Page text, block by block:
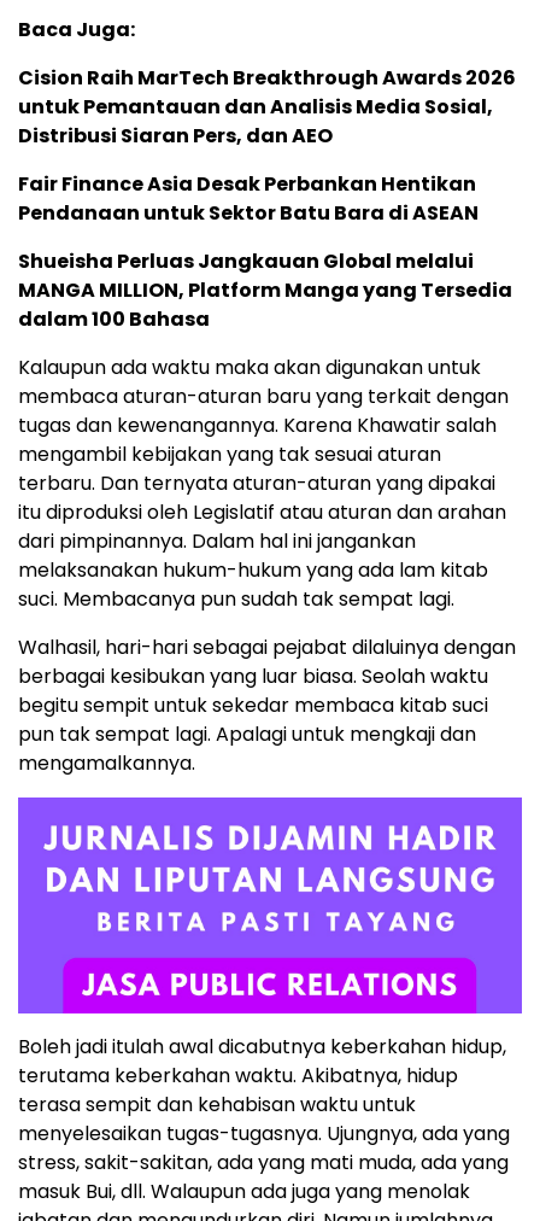
Baca Juga:
Cision Raih MarTech Breakthrough Awards 2026
untuk Pemantauan dan Analisis Media Sosial,
Distribusi Siaran Pers, dan AEO
Fair Finance Asia Desak Perbankan Hentikan
Pendanaan untuk Sektor Batu Bara di ASEAN
Shueisha Perluas Jangkauan Global melalui
MANGA MILLION, Platform Manga yang Tersedia
dalam 100 Bahasa
Kalaupun ada waktu maka akan digunakan untuk
membaca aturan-aturan baru yang terkait dengan
tugas dan kewenangannya. Karena Khawatir salah
mengambil kebijakan yang tak sesuai aturan
terbaru. Dan ternyata aturan-aturan yang dipakai
itu diproduksi oleh Legislatif atau aturan dan arahan
dari pimpinannya. Dalam hal ini jangankan
melaksanakan hukum-hukum yang ada lam kitab
suci. Membacanya pun sudah tak sempat lagi.
Walhasil, hari-hari sebagai pejabat dilaluinya dengan
berbagai kesibukan yang luar biasa. Seolah waktu
begitu sempit untuk sekedar membaca kitab suci
pun tak sempat lagi. Apalagi untuk mengkaji dan
mengamalkannya.
Boleh jadi itulah awal dicabutnya keberkahan hidup,
terutama keberkahan waktu. Akibatnya, hidup
terasa sempit dan kehabisan waktu untuk
menyelesaikan tugas-tugasnya. Ujungnya, ada yang
stress, sakit-sakitan, ada yang mati muda, ada yang
masuk Bui, dll. Walaupun ada juga yang menolak